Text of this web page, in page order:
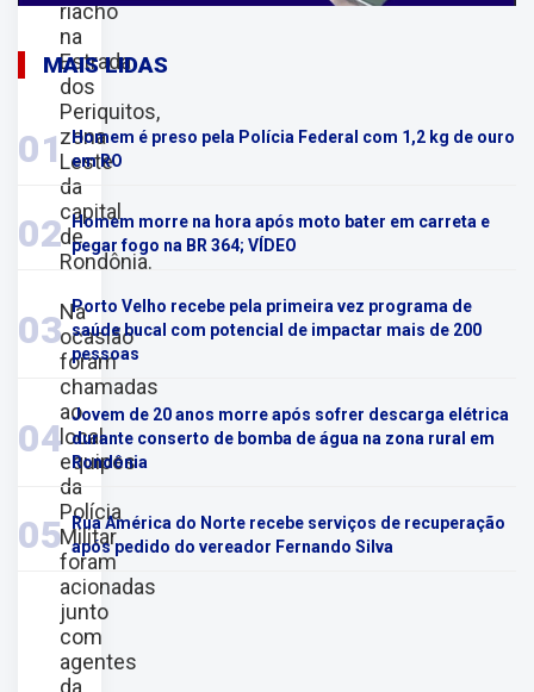
riacho
na
Estrada
dos
Periquitos,
zona
Leste
da
capital
de
Rondônia.
Na
ocasião
foram
chamadas
ao
local
equipes
da
Polícia
Militar
foram
acionadas
junto
com
agentes
da
MAIS LIDAS
01
Homem é preso pela Polícia Federal com 1,2 kg de ouro
em RO
02
Homem morre na hora após moto bater em carreta e
pegar fogo na BR 364; VÍDEO
03
Porto Velho recebe pela primeira vez programa de
saúde bucal com potencial de impactar mais de 200
pessoas
04
Jovem de 20 anos morre após sofrer descarga elétrica
durante conserto de bomba de água na zona rural em
Rondônia
05
Rua América do Norte recebe serviços de recuperação
após pedido do vereador Fernando Silva